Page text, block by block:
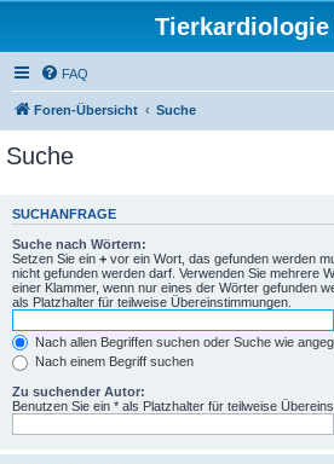
Tierkardiologie
FAQ
Foren-Übersicht Suche
Suche
SUCHANFRAGE
Suche nach Wörtern:
Setzen Sie ein + vor ein Wort, das gefunden werden
nicht gefunden werden darf. Verwenden Sie mehrere
einer Klammer, wenn nur eines der Wörter gefunden
als Platzhalter für teilweise Übereinstimmungen.
Nach allen Begriffen suchen oder Suche wie
Nach einem Begriff suchen
Zu suchender Autor:
Benutzen Sie ein * als Platzhalter für teilweise